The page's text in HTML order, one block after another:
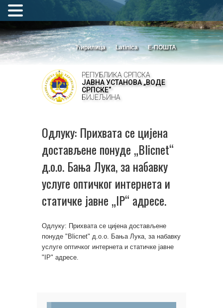
Ћирилица Latinica Е-ПОШТА
РЕПУБЛИКА СРПСКА
ЈАВНА УСТАНОВА „ВОДЕ
СРПСКЕ“
БИЈЕЉИНА
Одлуку: Прихвата се цијена
достављене понуде „Blicnet“
д.о.о. Бања Лука, за набавку
услуге оптичког интернета и
статичке јавне „IP“ адресе.
Одлуку: Прихвата се цијена достављене
понуде "Blicnet" д.о.о. Бања Лука, за набавку
услуге оптичког интернета и статичке јавне
"IP" адресе.